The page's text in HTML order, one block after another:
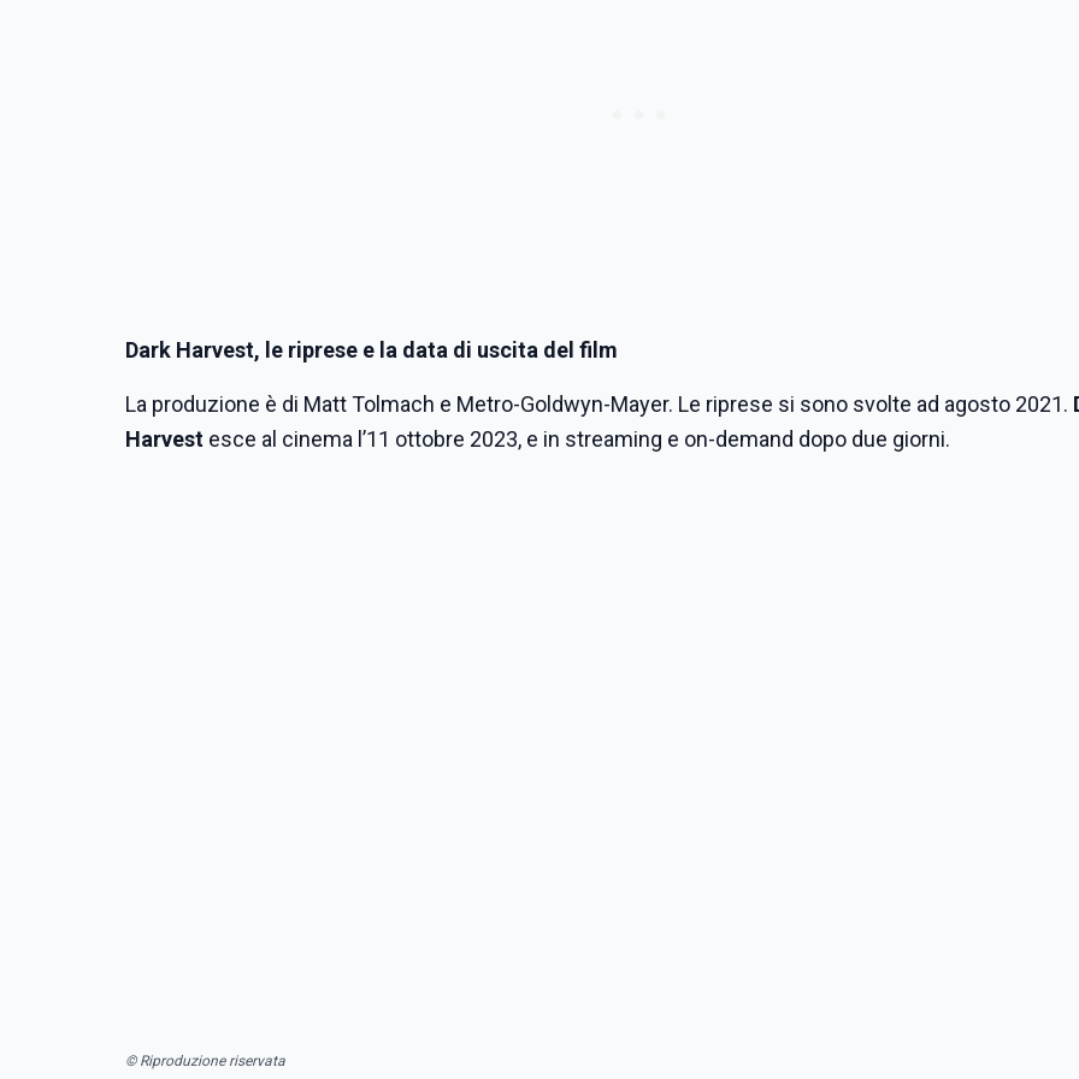
Dark Harvest, le riprese e la data di uscita del film
La produzione è di Matt Tolmach e Metro-Goldwyn-Mayer. Le riprese si sono svolte ad agosto 2021.
Harvest esce al cinema l’11 ottobre 2023, e in streaming e on-demand dopo due giorni.
© Riproduzione riservata